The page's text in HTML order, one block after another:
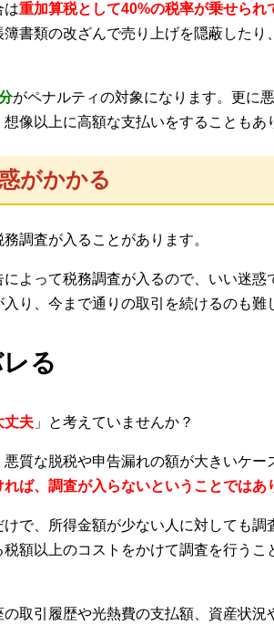
は重加算税として40%の税率が乗せられ
簿書類の改ざんで売り上げを隠蔽した
がペナルティの対象になります。更に
像以上に高額な支払いをすることもあ
がかかる
調査が入ることがあります。
よって税務調査が入るので、いい迷惑
り、今まで通りの取引を続けるのも難
る
丈夫 」と考えていませんか？
質な脱税や申告漏れの額が大きいケー
れば、調査が入らないということではあ
で、所得金額が少ない人に対しても調
額以上のコストをかけて調査を行うこ
取引履歴や光熱費の支払額、資産状況